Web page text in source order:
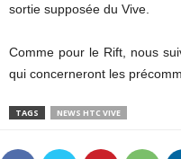
sortie supposée du Vive.
Comme pour le Rift, nous
qui concerneront les
TAGS NEWS HTC VIVE